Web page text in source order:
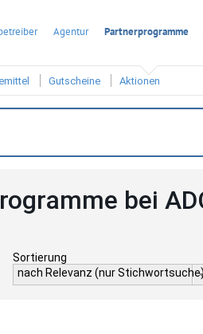
Agentur Partnerprogramme
Gutscheine Aktionen
bei
Sortierung
nach Relevanz (nur